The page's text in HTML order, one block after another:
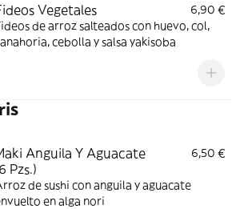
Vegetales
6,90 €
de arroz salteados con huevo, col,
cebolla y salsa yakisoba
Anguila Y Aguacate
Pzs.)
6,50 €
de sushi con anguila y aguacate
en alga nori